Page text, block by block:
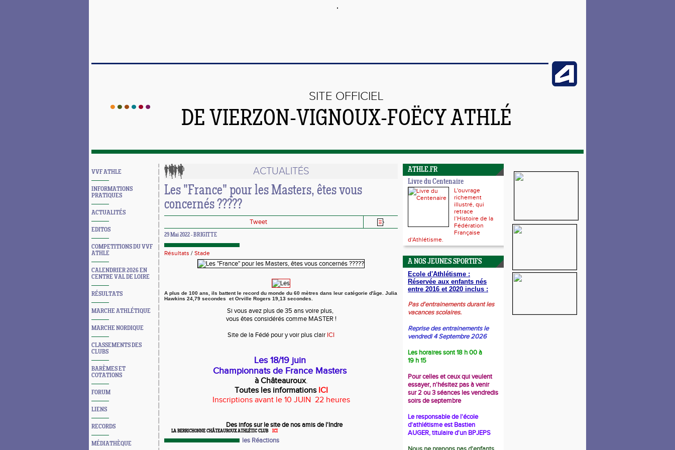
SITE OFFICIEL
DE VIERZON-VIGNOUX-FOËCY ATHLÉ
VVF ATHLE
INFORMATIONS
PRATIQUES
ACTUALITÉS
EDITOS
COMPETITIONS DU VVF
ATHLE
CALENDRIER 2026 EN
CENTRE VAL DE LOIRE
RÉSULTATS
MARCHE ATHLÉTIQUE
MARCHE NORDIQUE
CLASSEMENTS DES
CLUBS
BARÈMES ET
COTATIONS
FORUM
LIENS
RECORDS
MÉDIATHÈQUE
ACTUALITÉS
Les "France" pour les Masters, êtes vous
concernés ?????
Tweet
29 Mai 2022 - BRIGITTE
Résultats / Stade
A plus de 100 ans, ils battent le record du monde du 60 mètres dans leur catégorie d'âge. Julia
Hawkins 24,79 secondes et Orville Rogers 19,13 secondes.
Si vous avez plus de 35 ans voire plus,
vous êtes considérés comme MASTER !
Site de la Fédé pour y voir plus clair ICI
Les 18/19 juin
Championnats de France Masters
à Châteauroux.
Toutes les informations ICI
Inscriptions avant le 10 JUIN 22 heures
Des infos sur le site de nos amis de l'Indre
LA BERRICHONNE CHÂTEAUROUX ATHLÉTIC CLUB ICI
les Réactions
ATHLE.FR
Livre du Centenaire
L'ouvrage
richement
illustré, qui
retrace
l’Histoire de la
Fédération
Française
d'Athlétisme.
A NOS JEUNES SPORTIFS
Ecole d'Athlétisme :
Réservée aux enfants nés
entre 2016 et 2020 inclus :
Pas d'entrainements durant les
vacances scolaires.
Reprise des entrainements le
vendredi 4 Septembre 2026
Les horaires sont 18 h 00 à
19 h 15
Pour celles et ceux qui veulent
essayer, n'hésitez pas à venir
sur 2 ou 3 séances les vendredis
soirs de septembre
Le responsable de l'école
d'athlétisme est Bastien
AUGER, titulaire d'un BPJEPS